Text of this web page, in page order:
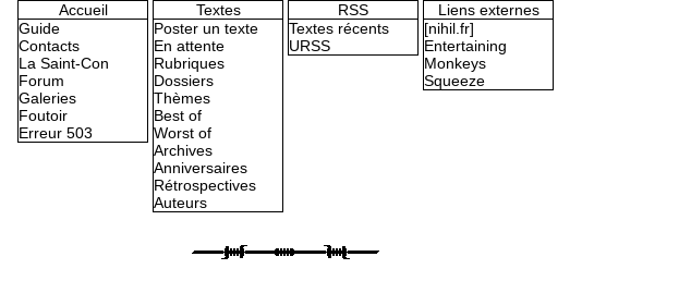
Accueil
Guide
Contacts
La Saint-Con
Forum
Galeries
Foutoir
Erreur 503
Textes
Poster un texte
En attente
Rubriques
Dossiers
Thèmes
Best of
Worst of
Archives
Anniversaires
Rétrospectives
Auteurs
RSS
Textes récents
URSS
Liens externes
[nihil.fr]
Entertaining
Monkeys
Squeeze